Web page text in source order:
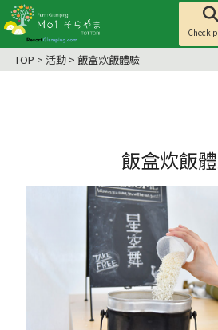
Check
TOP >活動 > 飯盒炊飯體驗
飯盒炊飯